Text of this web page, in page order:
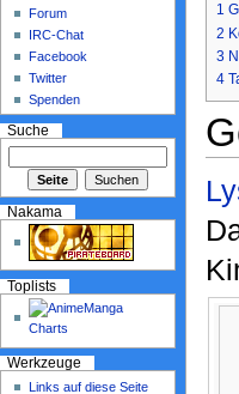
1
2
3
4
Forum
IRC-Chat
Facebook
Twitter
Spenden
Suche
Nakama
Toplists
Werkzeuge
Links auf diese Seite